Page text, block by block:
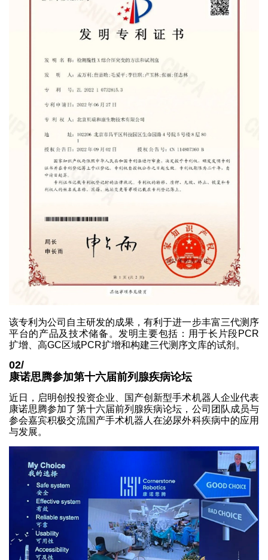
该专利为公司自主研发的成果，有利于进一步丰富三代测序
平台的产品及技术储备。发明主要包括：用于长片段PCR
扩增、高GC区域PCR扩增和构建三代测序文库的试剂。
02/
康诺思腾参加第十六届前列腺疾病论坛
近日，启明创投投资企业、国产创新型手术机器人企业代表
康诺思腾参加了第十六届前列腺疾病论坛，公司团队成员与
参会嘉宾积极交流国产手术机器人在泌尿外科疾病中的应用
与发展。